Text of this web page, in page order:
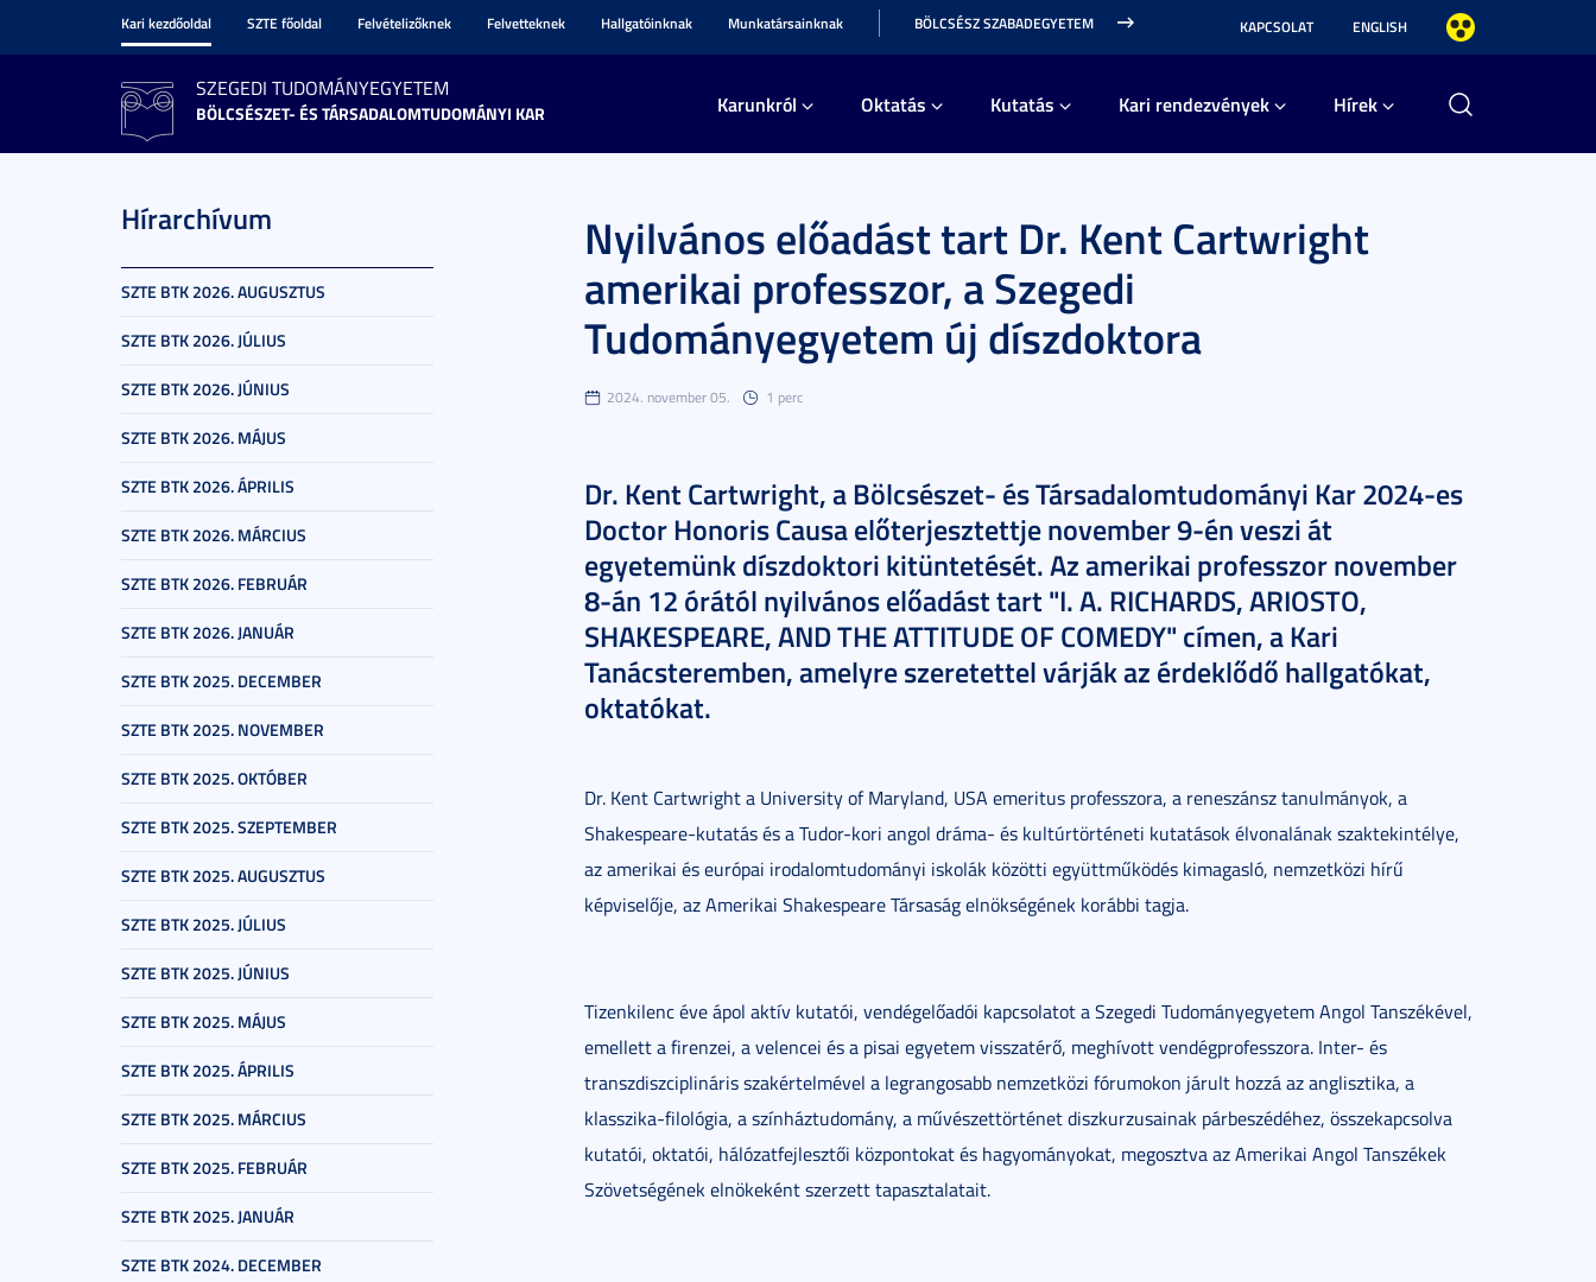
Kari kezdőoldal SZTE főoldal Felvételizőknek Felvetteknek Hallgatóinknak Munkatársainknak BÖLCSÉSZ SZABADEGYETEM KAPCSOLAT ENGLISH
SZEGEDI TUDOMÁNYEGYETEM
BÖLCSÉSZET- ÉS TÁRSADALOMTUDOMÁNYI KAR Karunkról Oktatás Kutatás Kari rendezvények Hírek
Hírarchívum
SZTE BTK 2026. AUGUSZTUS
SZTE BTK 2026. JÚLIUS
SZTE BTK 2026. JÚNIUS
SZTE BTK 2026. MÁJUS
SZTE BTK 2026. ÁPRILIS
SZTE BTK 2026. MÁRCIUS
SZTE BTK 2026. FEBRUÁR
SZTE BTK 2026. JANUÁR
SZTE BTK 2025. DECEMBER
SZTE BTK 2025. NOVEMBER
SZTE BTK 2025. OKTÓBER
SZTE BTK 2025. SZEPTEMBER
SZTE BTK 2025. AUGUSZTUS
SZTE BTK 2025. JÚLIUS
SZTE BTK 2025. JÚNIUS
SZTE BTK 2025. MÁJUS
SZTE BTK 2025. ÁPRILIS
SZTE BTK 2025. MÁRCIUS
SZTE BTK 2025. FEBRUÁR
SZTE BTK 2025. JANUÁR
SZTE BTK 2024. DECEMBER
Nyilvános előadást tart Dr. Kent Cartwright
amerikai professzor, a Szegedi
Tudományegyetem új díszdoktora
2024. november 05. 1 perc
Dr. Kent Cartwright, a Bölcsészet- és Társadalomtudományi Kar 2024-es
Doctor Honoris Causa előterjesztettje november 9-én veszi át
egyetemünk díszdoktori kitüntetését. Az amerikai professzor november
8-án 12 órától nyilvános előadást tart "I. A. RICHARDS, ARIOSTO,
SHAKESPEARE, AND THE ATTITUDE OF COMEDY" címen, a Kari
Tanácsteremben, amelyre szeretettel várják az érdeklődő hallgatókat,
oktatókat.
Dr. Kent Cartwright a University of Maryland, USA emeritus professzora, a reneszánsz tanulmányok, a
Shakespeare-kutatás és a Tudor-kori angol dráma- és kultúrtörténeti kutatások élvonalának szaktekintélye,
az amerikai és európai irodalomtudományi iskolák közötti együttműködés kimagasló, nemzetközi hírű
képviselője, az Amerikai Shakespeare Társaság elnökségének korábbi tagja.
Tizenkilenc éve ápol aktív kutatói, vendégelőadói kapcsolatot a Szegedi Tudományegyetem Angol Tanszékével,
emellett a firenzei, a velencei és a pisai egyetem visszatérő, meghívott vendégprofesszora. Inter- és
transzdiszciplináris szakértelmével a legrangosabb nemzetközi fórumokon járult hozzá az anglisztika, a
klasszika-filológia, a színháztudomány, a művészettörténet diszkurzusainak párbeszédéhez, összekapcsolva
kutatói, oktatói, hálózatfejlesztői központokat és hagyományokat, megosztva az Amerikai Angol Tanszékek
Szövetségének elnökeként szerzett tapasztalatait.